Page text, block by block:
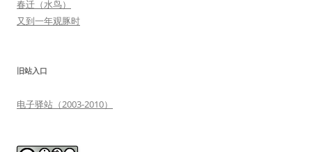
春迁（水鸟）
又到一年观豚时
旧站入口
电子驿站（2003-2010）